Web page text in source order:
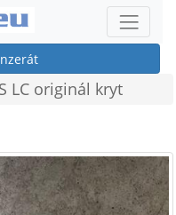
LC originál kryt